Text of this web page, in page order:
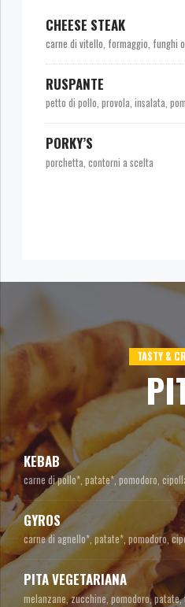
CHEESE STEAK
carne di vitello, formaggio, funghi
RUSPANTE
petto di pollo, provola, insalata,
PORKY’S
porchetta, contorni a scelta
TASTY &
KEBAB
carne di pollo*, patate*, pomodoro,
GYROS
carne di agnello*, patate*, pomodoro,
PITA VEGETARIANA
melanzane, zucchine, pomodoro,